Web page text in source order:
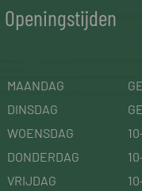
Openingstijden
MAANDAG
DINSDAG
WOENSDAG
DONDERDAG
VRIJDAG